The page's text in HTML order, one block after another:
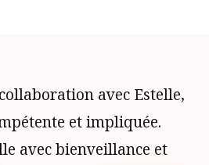
avec Estelle,
et impliquée.
avec bienveillance et